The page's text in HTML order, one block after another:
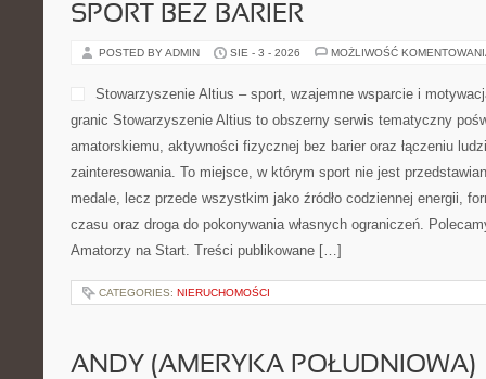
SPORT BEZ BARIER
POSTED BY ADMIN SIE - 3 - 2026 MOŻLIWOŚĆ
Stowarzyszenie Altius – sport, wzajemne wsparcie i
granic Stowarzyszenie Altius to obszerny serwis tematyczny
amatorskiemu, aktywności fizycznej bez barier oraz łączeniu
zainteresowania. To miejsce, w którym sport nie jest
medale, lecz przede wszystkim jako źródło codziennej energii,
czasu oraz droga do pokonywania własnych ograniczeń.
Amatorzy na Start. Treści publikowane […]
CATEGORIES: NIERUCHOMOŚCI
ANDY (AMERYKA POŁUDNIOWA)